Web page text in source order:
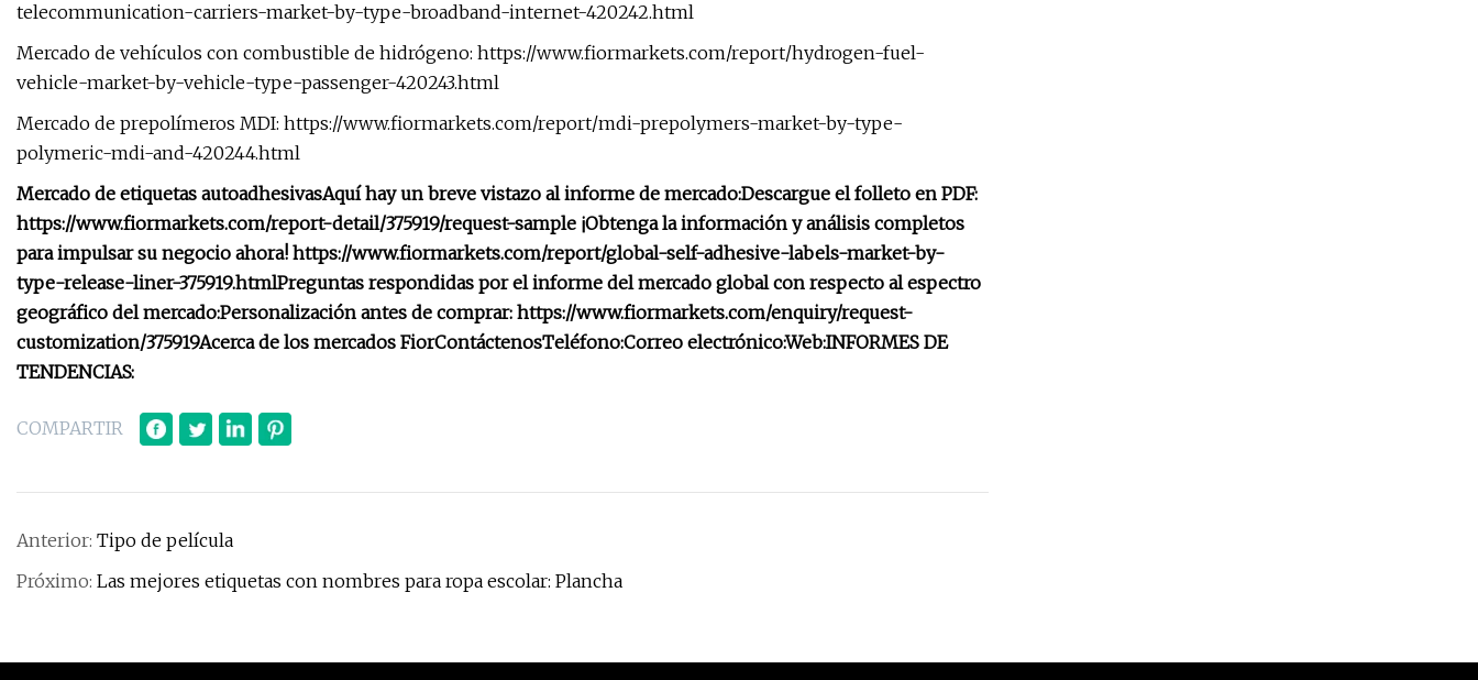
telecommunication-carriers-market-by-type-broadband-internet-420242.html
Mercado de vehículos con combustible de hidrógeno: https://www.fiormarkets.com/report/hydrogen-fuel-
vehicle-market-by-vehicle-type-passenger-420243.html
Mercado de prepolímeros MDI: https://www.fiormarkets.com/report/mdi-prepolymers-market-by-type-
polymeric-mdi-and-420244.html
Mercado de etiquetas autoadhesivasAquí hay un breve vistazo al informe de mercado:Descargue el folleto en PDF:
https://www.fiormarkets.com/report-detail/375919/request-sample ¡Obtenga la información y análisis completos
para impulsar su negocio ahora! https://www.fiormarkets.com/report/global-self-adhesive-labels-market-by-
type-release-liner-375919.htmlPreguntas respondidas por el informe del mercado global con respecto al espectro
geográfico del mercado:Personalización antes de comprar: https://www.fiormarkets.com/enquiry/request-
customization/375919Acerca de los mercados FiorContáctenosTeléfono:Correo electrónico:Web:INFORMES DE
TENDENCIAS:
COMPARTIR
Anterior: Tipo de película
Próximo: Las mejores etiquetas con nombres para ropa escolar: Plancha